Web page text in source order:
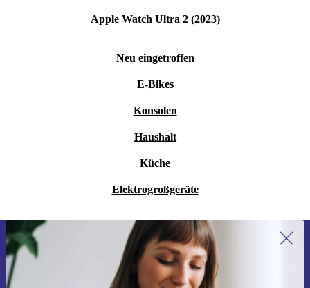
Apple Watch Ultra 2 (2023)
Neu eingetroffen
E-Bikes
Konsolen
Haushalt
Küche
Elektrogroßgeräte
Erstmals zum Newsletter anmelden,
15 € sparen!
Verpasse kein Angebot mehr.